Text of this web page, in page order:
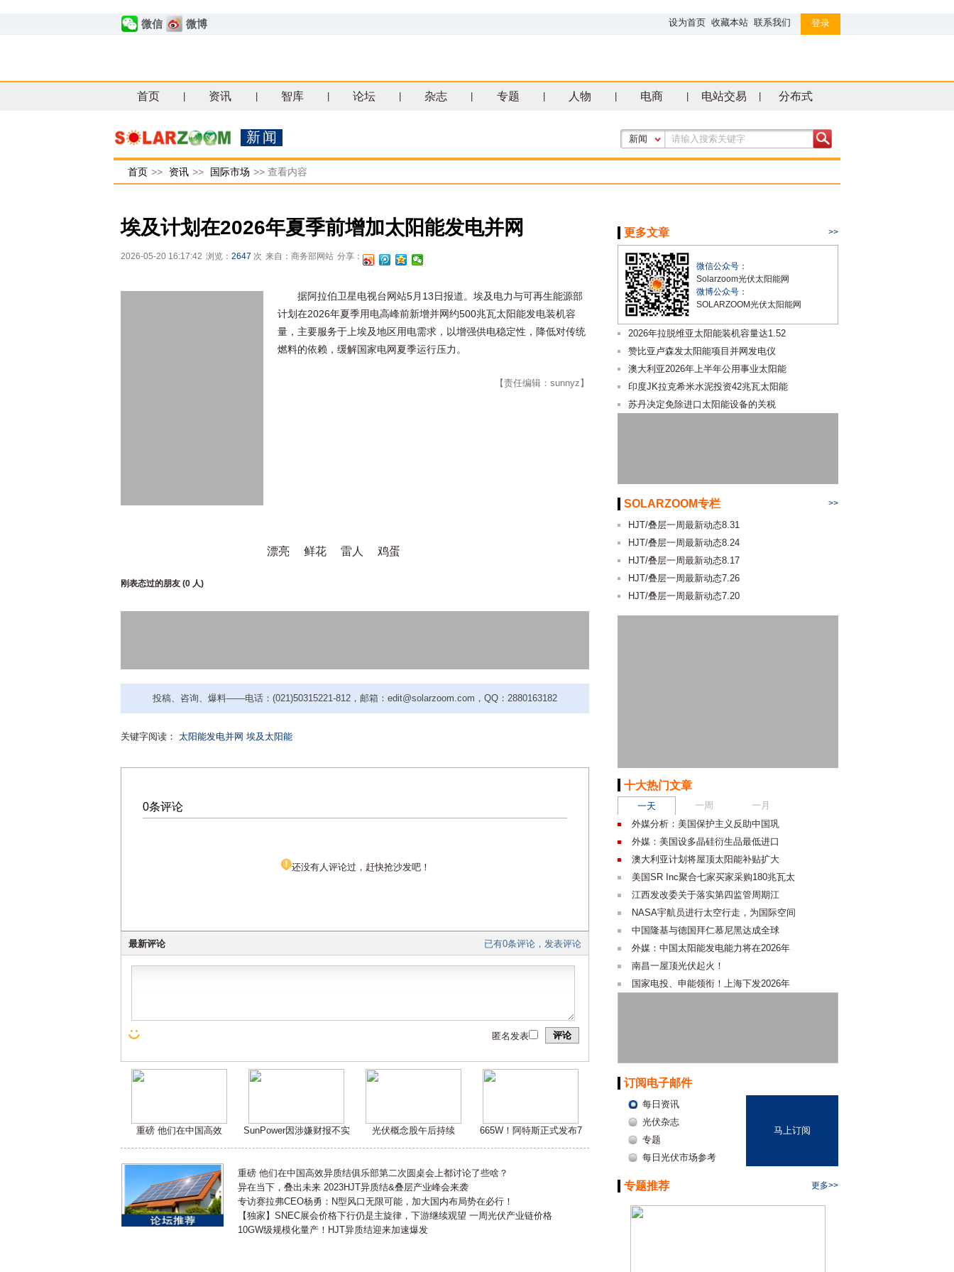
微信 微博 设为首页 收藏本站 联系我们 登录
首页 资讯 智库 论坛 杂志 专题 人物 电商 电站交易 分布式
新闻 新闻
首页 >> 资讯 >> 国际市场 >> 查看内容
埃及计划在2026年夏季前增加太阳能发电并网
2026-05-20 16:17:42 浏览： 2647 次 来自：商务部网站 分享：
据阿拉伯卫星电视台网站5月13日报道。埃及电力与可再生能源部
计划在2026年夏季用电高峰前新增并网约500兆瓦太阳能发电装机容
量，主要服务于上埃及地区用电需求，以增强供电稳定性，降低对传统
燃料的依赖，缓解国家电网夏季运行压力。
【责任编辑：sunnyz】
漂亮 鲜花 雷人 鸡蛋
刚表态过的朋友 (0 人)
投稿、咨询、爆料——电话：(021)50315221-812，邮箱：edit@solarzoom.com，QQ：2880163182
关键字阅读： 太阳能发电并网 埃及太阳能
0条评论
还没有人评论过，赶快抢沙发吧！
已有0条评论，发表评论
最新评论
评论
匿名发表
重磅 他们在中国高效 SunPower因涉嫌财报不实 光伏概念股午后持续 665W！阿特斯正式发布7
重磅 他们在中国高效异质结俱乐部第二次圆桌会上都讨论了些啥？
异在当下，叠出未来 2023HJT异质结&叠层产业峰会来袭
专访赛拉弗CEO杨勇：N型风口无限可能，加大国内布局势在必行！
【独家】SNEC展会价格下行仍是主旋律，下游继续观望 一周光伏产业链价格
10GW级规模化量产！HJT异质结迎来加速爆发
更多文章 >>
微信公众号：
Solarzoom光伏太阳能网
微博公众号：
SOLARZOOM光伏太阳能网
2026年拉脱维亚太阳能装机容量达1.52
赞比亚卢森发太阳能项目并网发电仪
澳大利亚2026年上半年公用事业太阳能
印度JK拉克希米水泥投资42兆瓦太阳能
苏丹决定免除进口太阳能设备的关税
SOLARZOOM专栏 >>
HJT/叠层一周最新动态8.31
HJT/叠层一周最新动态8.24
HJT/叠层一周最新动态8.17
HJT/叠层一周最新动态7.26
HJT/叠层一周最新动态7.20
十大热门文章
一天 一周
一月
外媒分析：美国保护主义反助中国巩
外媒：美国设多晶硅衍生品最低进口
澳大利亚计划将屋顶太阳能补贴扩大
美国SR Inc聚合七家买家采购180兆瓦太
江西发改委关于落实第四监管周期江
NASA宇航员进行太空行走，为国际空间
中国隆基与德国拜仁慕尼黑达成全球
外媒：中国太阳能发电能力将在2026年
南昌一屋顶光伏起火！
国家电投、申能领衔！上海下发2026年
订阅电子邮件
每日资讯
光伏杂志
专题
每日光伏市场参考
马上订阅
专题推荐 更多>>